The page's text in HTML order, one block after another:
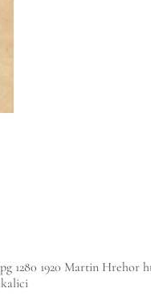
1280 1920 Martin Hrehor